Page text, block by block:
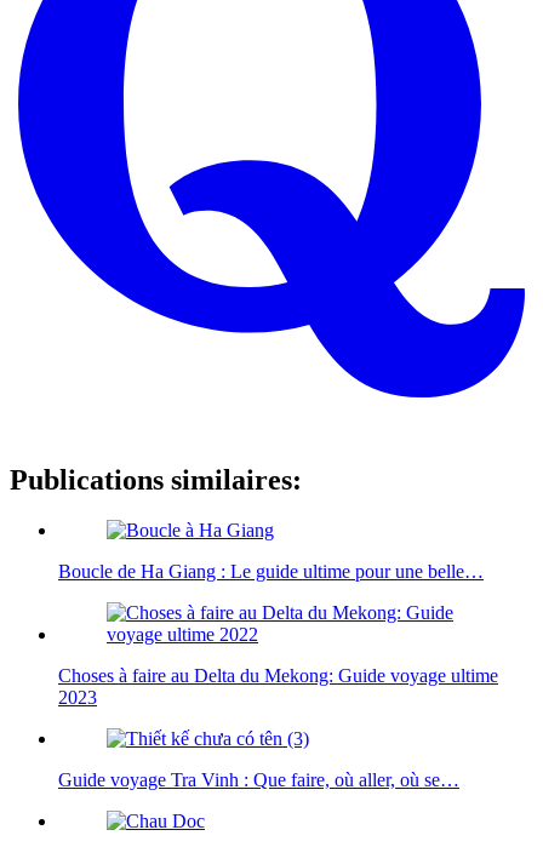
Publications similaires:
Boucle de Ha Giang : Le guide ultime pour une belle…
Choses à faire au Delta du Mekong: Guide voyage ultime
2023
Guide voyage Tra Vinh : Que faire, où aller, où se…